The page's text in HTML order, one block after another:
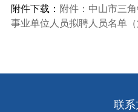
附件下载： 附件：中山市三
事业单位人员拟聘人员名单
联系